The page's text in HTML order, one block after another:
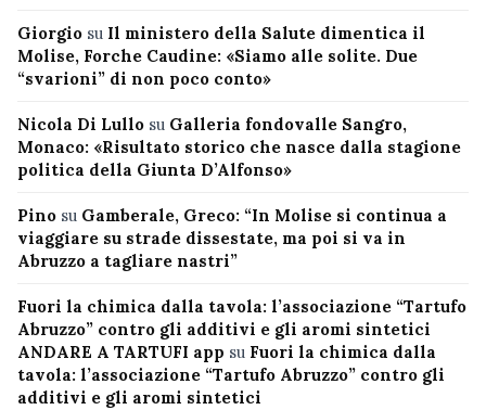
Giorgio su Il ministero della Salute dimentica il
Molise, Forche Caudine: «Siamo alle solite. Due
“svarioni” di non poco conto»
Nicola Di Lullo su Galleria fondovalle Sangro,
Monaco: «Risultato storico che nasce dalla stagione
politica della Giunta D’Alfonso»
Pino su Gamberale, Greco: “In Molise si continua a
viaggiare su strade dissestate, ma poi si va in
Abruzzo a tagliare nastri”
Fuori la chimica dalla tavola: l’associazione “Tartufo
Abruzzo” contro gli additivi e gli aromi sintetici
ANDARE A TARTUFI app su Fuori la chimica dalla
tavola: l’associazione “Tartufo Abruzzo” contro gli
additivi e gli aromi sintetici